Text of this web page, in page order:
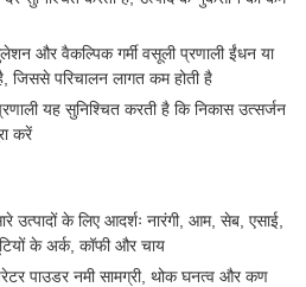
और वैकल्पिक गर्मी वसूली प्रणाली ईंधन या
जिससे परिचालन लागत कम होती है
यह सुनिश्चित करती है कि निकास उत्सर्जन
करें
उत्पादों के लिए आदर्शः नारंगी, आम, सेब, एसाई,
के अर्क, कॉफी और चाय
पाउडर नमी सामग्री, थोक घनत्व और कण